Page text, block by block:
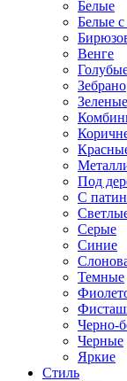
Белые
Белые с
Венге
Зебрано
Зеленые
Под
С
Серые
Синие
Темные
Черно-
Черные
Яркие
Стиль